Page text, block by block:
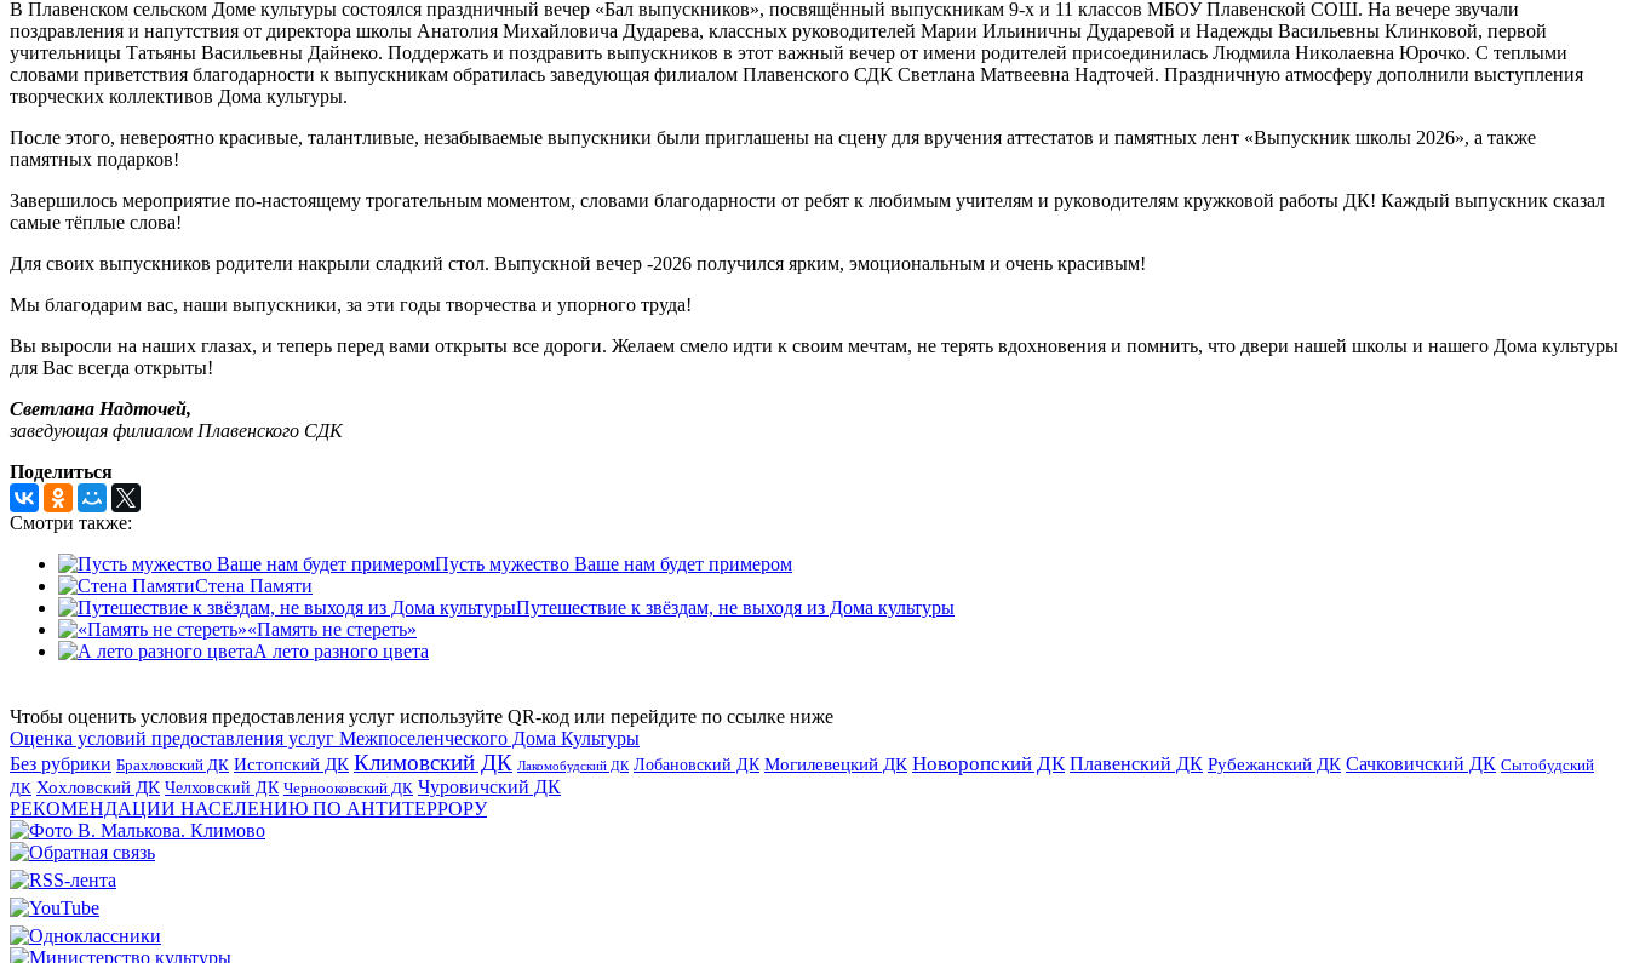
В Плавенском сельском Доме культуры состоялся праздничный вечер «Бал выпускников», посвящённый выпускникам 9-х и 11 классов МБОУ Плавенской СОШ. На вечере звучали
поздравления и напутствия от директора школы Анатолия Михайловича Дударева, классных руководителей Марии Ильиничны Дударевой и Надежды Васильевны Клинковой, первой
учительницы Татьяны Васильевны Дайнеко. Поддержать и поздравить выпускников в этот важный вечер от имени родителей присоединилась Людмила Николаевна Юрочко. С теплыми
словами приветствия благодарности к выпускникам обратилась заведующая филиалом Плавенского СДК Светлана Матвеевна Надточей. Праздничную атмосферу дополнили выступления
творческих коллективов Дома культуры.
После этого, невероятно красивые, талантливые, незабываемые выпускники были приглашены на сцену для вручения аттестатов и памятных лент «Выпускник школы 2026», а также
памятных подарков!
Завершилось мероприятие по-настоящему трогательным моментом, словами благодарности от ребят к любимым учителям и руководителям кружковой работы ДК! Каждый выпускник сказал
самые тёплые слова!
Для своих выпускников родители накрыли сладкий стол. Выпускной вечер -2026 получился ярким, эмоциональным и очень красивым!
Мы благодарим вас, наши выпускники, за эти годы творчества и упорного труда!
Вы выросли на наших глазах, и теперь перед вами открыты все дороги. Желаем смело идти к своим мечтам, не терять вдохновения и помнить, что двери нашей школы и нашего Дома культуры
для Вас всегда открыты!
Светлана Надточей,
заведующая филиалом Плавенского СДК
Поделиться
Смотри также:
Пусть мужество Ваше нам будет примером
Стена Памяти
Путешествие к звёздам, не выходя из Дома культуры
«Память не стереть»
А лето разного цвета
Чтобы оценить условия предоставления услуг используйте QR-код или перейдите по ссылке ниже
Оценка условий предоставления услуг Межпоселенческого Дома Культуры
Без рубрики Брахловский ДК Истопский ДК Климовский ДК Лакомобудский ДК Лобановский ДК Могилевецкий ДК Новоропский ДК Плавенский ДК Рубежанский ДК Сачковичский ДК Сытобудский
ДК Хохловский ДК Челховский ДК Чернооковский ДК Чуровичский ДК
РЕКОМЕНДАЦИИ НАСЕЛЕНИЮ ПО АНТИТЕРРОРУ